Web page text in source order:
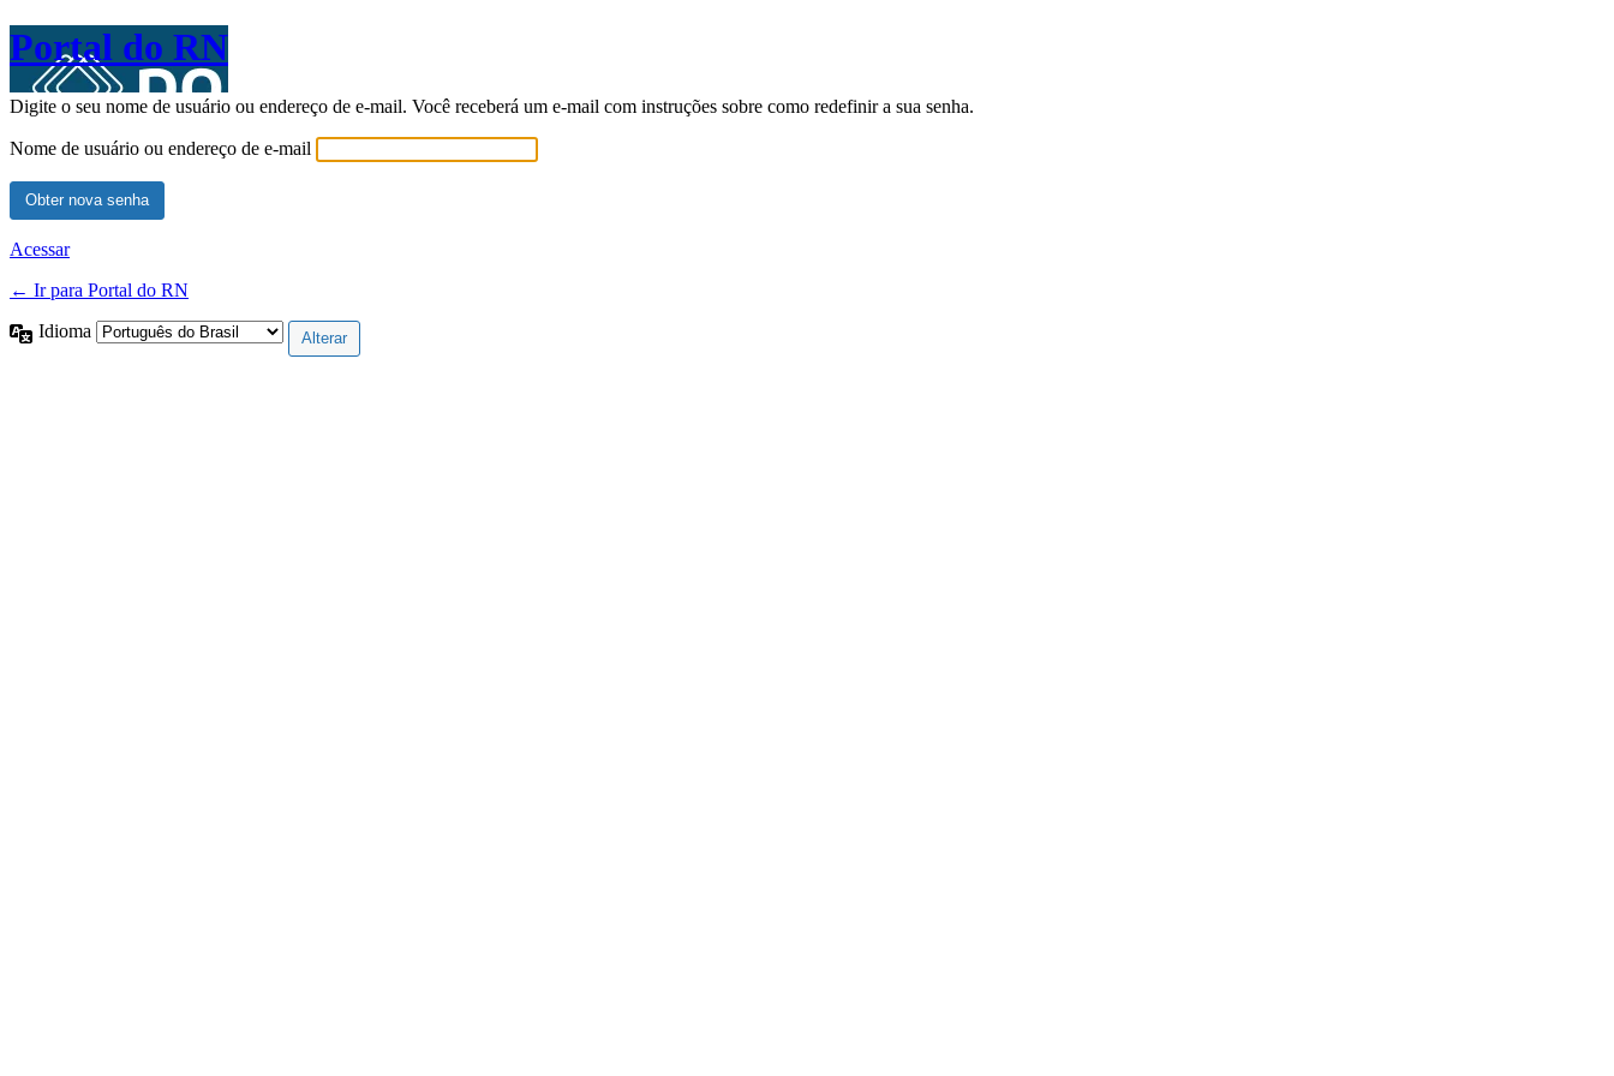
Portal do RN
Digite o seu nome de usuário ou endereço de e-mail. Você receberá um e-mail com instruções sobre como redefinir a sua senha.
Nome de usuário ou endereço de e-mail
Acessar
← Ir para Portal do RN
Idioma